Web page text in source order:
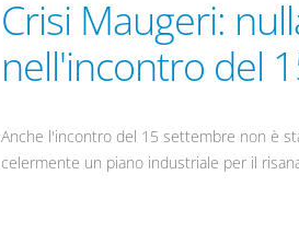
Crisi Maugeri:
nell'incontro del
Anche l'incontro del 15 settembre non è
celermente un piano industriale per il